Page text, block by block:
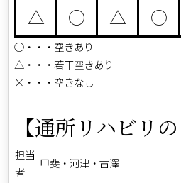
△ ○ △ ○
○・・・空きあり
△・・・若干空きあり
×・・・空きなし
【通所リハビリ
担当
者
甲斐・河津・古澤